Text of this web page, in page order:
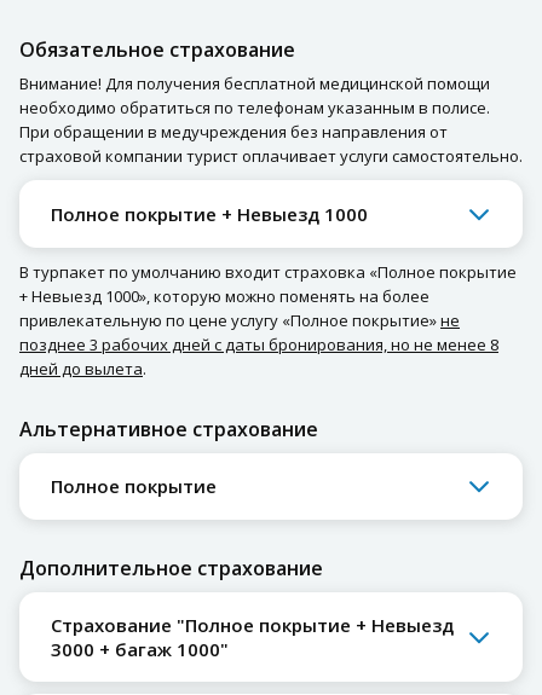
Обязательное страхование
Внимание! Для получения бесплатной медицинской помощи
необходимо обратиться по телефонам указанным в полисе.
При обращении в медучреждения без направления от
страховой компании турист оплачивает услуги самостоятельно.
Полное покрытие + Невыезд 1000
В турпакет по умолчанию входит страховка «Полное покрытие
+ Невыезд 1000», которую можно поменять на более
привлекательную по цене услугу «Полное покрытие»не
позднее 3 рабочих дней с даты бронирования, но не менее 8
дней до вылета.
Альтернативное страхование
Полное покрытие
Дополнительное страхование
Страхование "Полное покрытие + Невыезд
3000 + багаж 1000"